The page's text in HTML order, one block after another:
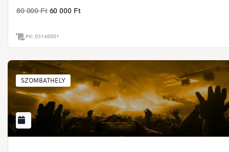
80 000 Ft 60 000 Ft
PK:03145001
SZOMBATHELY